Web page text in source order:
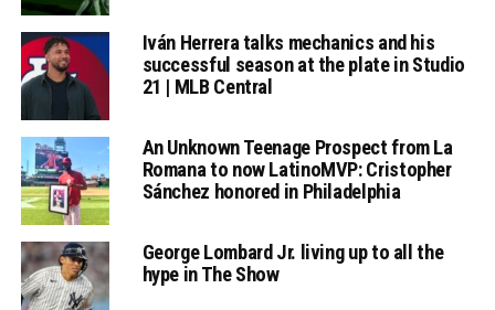
Iván Herrera talks mechanics and his
successful season at the plate in Studio
21 | MLB Central
An Unknown Teenage Prospect from La
Romana to now LatinoMVP: Cristopher
Sánchez honored in Philadelphia
George Lombard Jr. living up to all the
hype in The Show